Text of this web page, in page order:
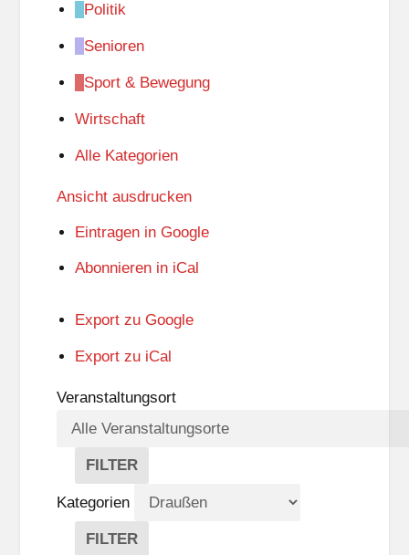
Politik
Senioren
Sport & Bewegung
Wirtschaft
Alle Kategorien
Ansicht ausdrucken
Eintragen in Google
Abonnieren in iCal
Export zu Google
Export zu iCal
Veranstaltungsort
FILTER
V
E
R
A
Kategorien
FILTER